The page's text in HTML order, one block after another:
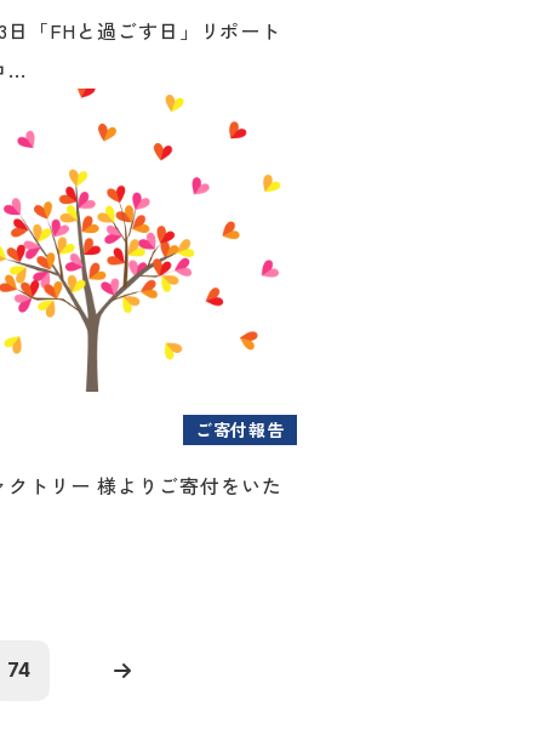
日「FHと過ごす日」リポート
...
ご寄付報告
クトリー 様よりご寄付をいた
74